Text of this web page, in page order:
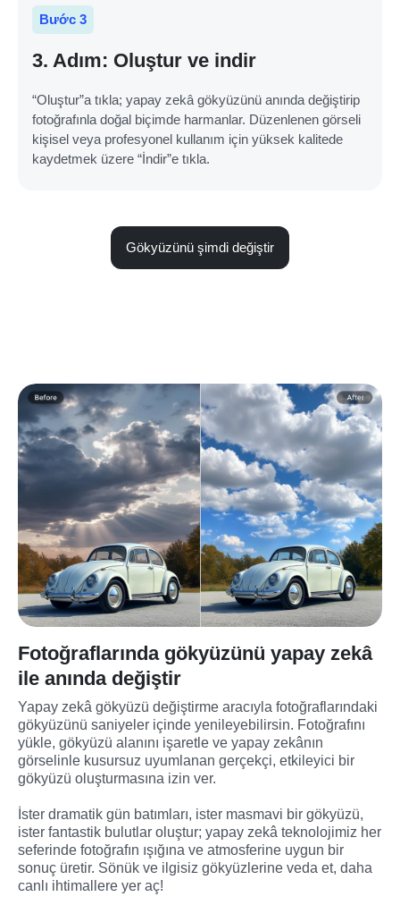
Bước 3
3. Adım: Oluştur ve indir
“Oluştur”a tıkla; yapay zekâ gökyüzünü anında değiştirip
fotoğrafınla doğal biçimde harmanlar. Düzenlenen görseli
kişisel veya profesyonel kullanım için yüksek kalitede
kaydetmek üzere “İndir”e tıkla.
Gökyüzünü şimdi değiştir
Fotoğraflarında gökyüzünü yapay zekâ
ile anında değiştir
Yapay zekâ gökyüzü değiştirme aracıyla fotoğraflarındaki
gökyüzünü saniyeler içinde yenileyebilirsin. Fotoğrafını
yükle, gökyüzü alanını işaretle ve yapay zekânın
görselinle kusursuz uyumlanan gerçekçi, etkileyici bir
gökyüzü oluşturmasına izin ver.
İster dramatik gün batımları, ister masmavi bir gökyüzü,
ister fantastik bulutlar oluştur; yapay zekâ teknolojimiz her
seferinde fotoğrafın ışığına ve atmosferine uygun bir
sonuç üretir. Sönük ve ilgisiz gökyüzlerine veda et, daha
canlı ihtimallere yer aç!